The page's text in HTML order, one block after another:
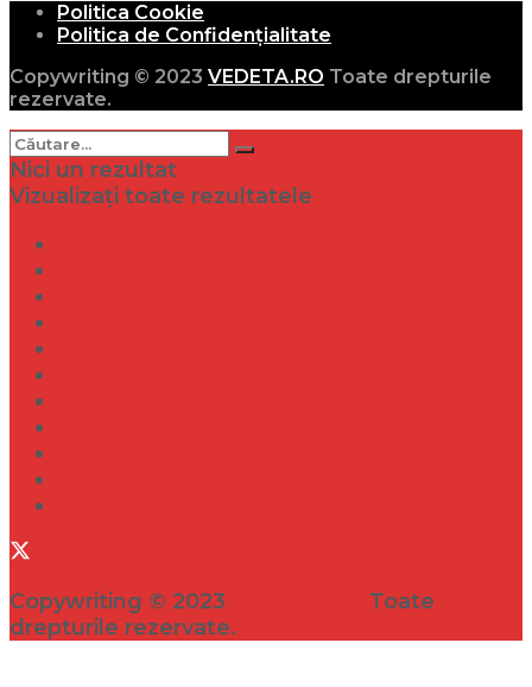
Politica Cookie
Politica de Confidențialitate
Copywriting © 2023 VEDETA.RO Toate drepturile
rezervate.
Nici un rezultat
Vizualizați toate rezultatele
Copywriting © 2023
Toate
drepturile rezervate.